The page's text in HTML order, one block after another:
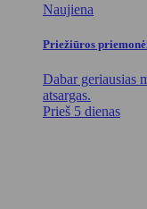
Naujiena
Priežiūros
Dabar geriausias
atsargas.
Prieš 5 dienas